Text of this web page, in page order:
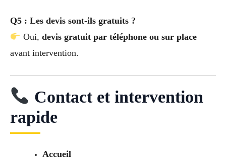
Q5 : Les devis sont-ils gratuits ?
Oui, devis gratuit par téléphone ou sur place
avant intervention.
Contact et intervention
rapide
Accueil